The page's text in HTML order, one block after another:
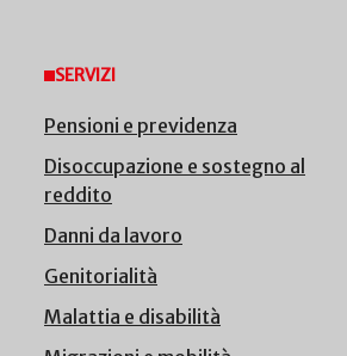
SERVIZI
Pensioni e previdenza
Disoccupazione e sostegno al
reddito
Danni da lavoro
Genitorialità
Malattia e disabilità